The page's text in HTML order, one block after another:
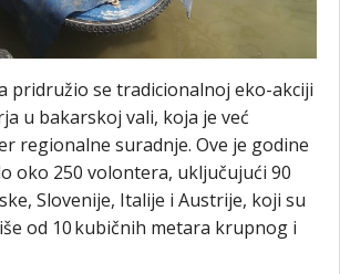
pridružio se tradicionalnoj eko-akciji
u bakarskoj vali, koja je već
regionalne suradnje. Ove je godine
oko 250 volontera, uključujući 90
Slovenije, Italije i Austrije, koji su
od 10 kubičnih metara krupnog i